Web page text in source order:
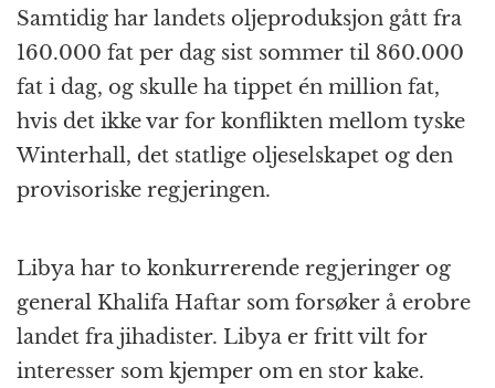
Samtidig har landets oljeproduksjon gått fra
160.000 fat per dag sist sommer til 860.000
fat i dag, og skulle ha tippet én million fat,
hvis det ikke var for konflikten mellom tyske
Winterhall, det statlige oljeselskapet og den
provisoriske regjeringen.
Libya har to konkurrerende regjeringer og
general Khalifa Haftar som forsøker å erobre
landet fra jihadister. Libya er fritt vilt for
interesser som kjemper om en stor kake.